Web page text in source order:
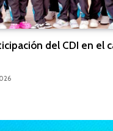
del CDI en el